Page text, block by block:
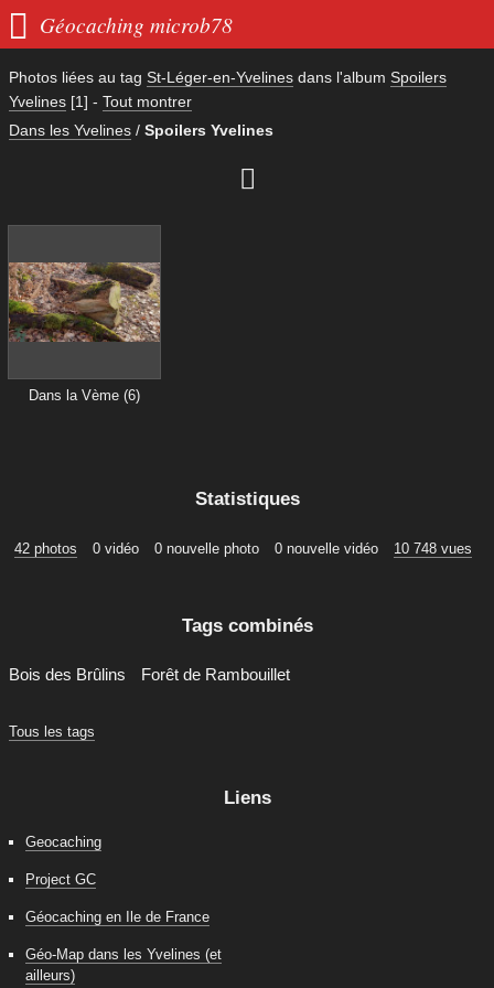
 Géocaching microb78
Photos liées au tag St-Léger-en-Yvelines dans l'album Spoilers
Yvelines [1] - Tout montrer
Dans les Yvelines / Spoilers Yvelines

Dans la Vème (6)
Statistiques
42 photos 0 vidéo 0 nouvelle photo 0 nouvelle vidéo 10 748 vues
Tags combinés
Bois des Brûlins Forêt de Rambouillet
Tous les tags
Liens
Geocaching
Project GC
Géocaching en Ile de France
Géo-Map dans les Yvelines (et
ailleurs)